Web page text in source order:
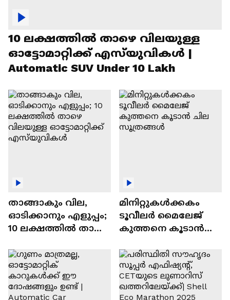
10 ലക്ഷത്തിൽ താഴെ വിലയുള്ള
ഓട്ടോമാറ്റിക്ക് എസ്‍യുവികൾ |
Automatic SUV Under 10 Lakh
താങ്ങാകും വില,
ഓടിക്കാനും എളുപ്പം;
10 ലക്ഷത്തിൽ താഴെ
ഓട്ടോമാറ്റിക്ക്
എസ്‍യുവികൾ
മിനിറ്റുകൾക്കകം
ടൂവീലർ മൈലേജ്
കുത്തനെ കൂടാൻ